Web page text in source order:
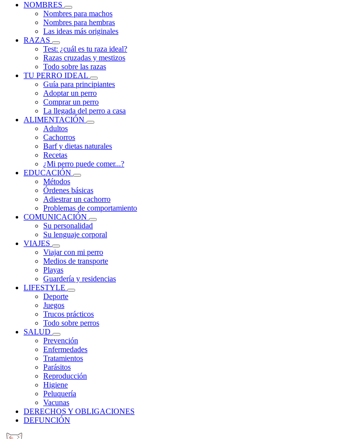
NOMBRES
Nombres para machos
Nombres para hembras
Las ideas más originales
RAZAS
Test: ¿cuál es tu raza ideal?
Razas cruzadas y mestizos
Todo sobre las razas
TU PERRO IDEAL
Guía para principiantes
Adoptar un perro
Comprar un perro
La llegada del perro a casa
ALIMENTACIÓN
Adultos
Cachorros
Barf y dietas naturales
Recetas
¿Mi perro puede comer...?
EDUCACIÓN
Métodos
Órdenes básicas
Adiestrar un cachorro
Problemas de comportamiento
COMUNICACIÓN
Su personalidad
Su lenguaje corporal
VIAJES
Viajar con mi perro
Medios de transporte
Playas
Guardería y residencias
LIFESTYLE
Deporte
Juegos
Trucos prácticos
Todo sobre perros
SALUD
Prevención
Enfermedades
Tratamientos
Parásitos
Reproducción
Higiene
Peluquería
Vacunas
DERECHOS Y OBLIGACIONES
DEFUNCIÓN